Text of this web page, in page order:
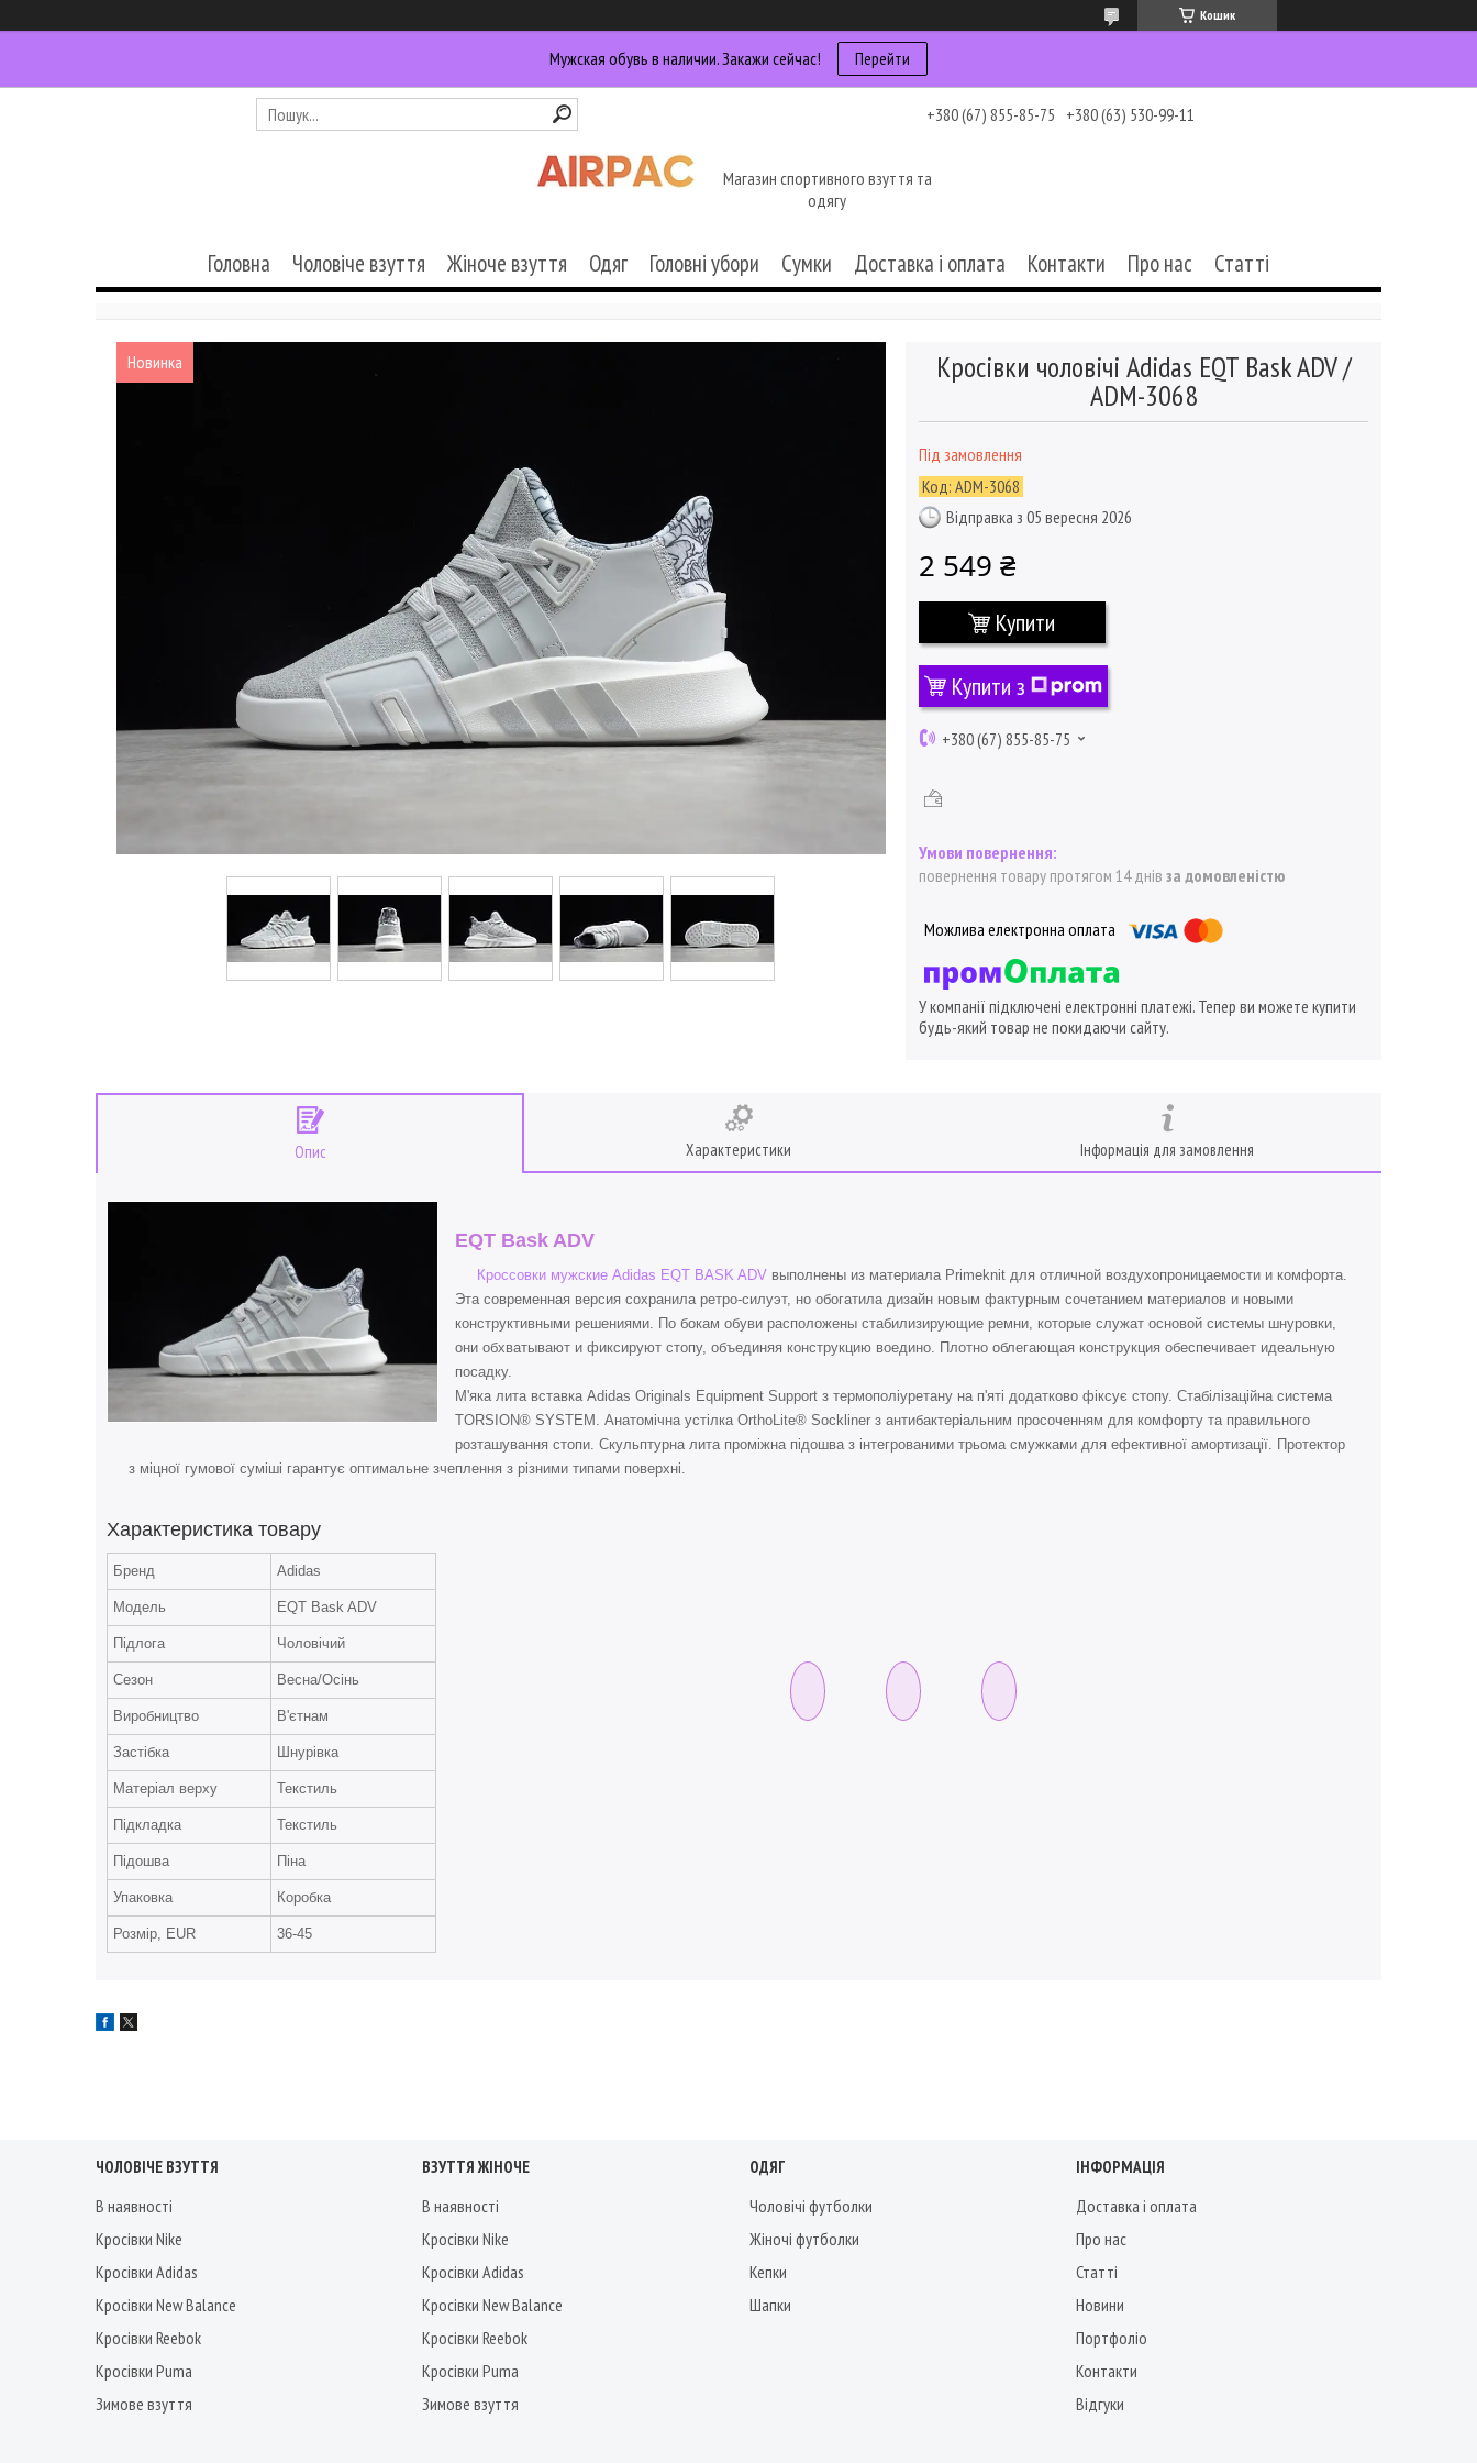
Кошик
Мужская обувь в наличии. Закажи сейчас! Перейти
+380 (67) 855-85-75 +380 (63) 530-99-11
Магазин спортивного взуття та
одягу
Головна Чоловіче взуття Жіноче взуття Одяг Головні убори Сумки Доставка і оплата Контакти Про нас Статті
Новинка Кросівки чоловічі Adidas EQT Bask ADV /
ADM-3068
Під замовлення
Код: ADM-3068
Відправка з 05 вересня 2026
2 549 ₴
Купити
Купити з
+380 (67) 855-85-75
повернення товару протягом 14 днів за домовленістю
У компанії підключені електронні платежі. Тепер ви можете купити
будь-який товар не покидаючи сайту.
Опис Характеристики Інформація для замовлення
EQT Bask ADV
Кроссовки мужские Adidas EQT BASK ADV выполнены из материала Primeknit для отличной воздухопроницаемости и комфорта.
Эта современная версия сохранила ретро-силуэт, но обогатила дизайн новым фактурным сочетанием материалов и новыми
конструктивными решениями. По бокам обуви расположены стабилизирующие ремни, которые служат основой системы шнуровки,
они обхватывают и фиксируют стопу, объединяя конструкцию воедино. Плотно облегающая конструкция обеспечивает идеальную
посадку.
М'яка лита вставка Adidas Originals Equipment Support з термополіуретану на п'яті додатково фіксує стопу. Стабілізаційна система
TORSION® SYSTEM. Анатомічна устілка OrthoLite® Sockliner з антибактеріальним просоченням для комфорту та правильного
розташування стопи. Скульптурна лита проміжна підошва з інтегрованими трьома смужками для ефективної амортизації. Протектор
з міцної гумової суміші гарантує оптимальне зчеплення з різними типами поверхні.
Характеристика товару
Бренд Adidas
Модель EQT Bask ADV
Підлога Чоловічий
Сезон Весна/Осінь
Виробництво В'єтнам
Застібка Шнурівка
Матеріал верху Текстиль
Підкладка Текстиль
Підошва Піна
Упаковка Коробка
Розмір, EUR 36-45
ЧОЛОВІЧЕ ВЗУТТЯ
В наявності
Кросівки Nike
Кросівки Adidas
Кросівки New Balance
Кросівки Reebok
Кросівки Puma
Зимове взуття
ВЗУТТЯ ЖІНОЧЕ
В наявності
Кросівки Nike
Кросівки Adidas
Кросівки New Balance
Кросівки Reebok
Кросівки Puma
Зимове взуття
ОДЯГ
Чоловічі футболки
Жіночі футболки
Кепки
Шапки
ІНФОРМАЦІЯ
Доставка і оплата
Про нас
Статті
Новини
Портфоліо
Контакти
Відгуки